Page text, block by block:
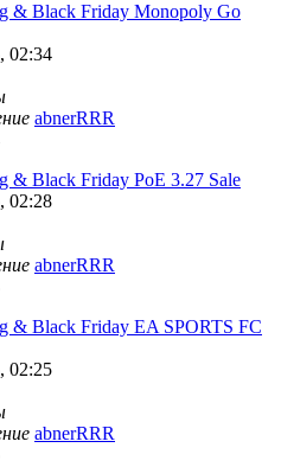
& Black Friday Monopoly Go
02:34
abnerRRR
& Black Friday PoE 3.27 Sale
02:28
abnerRRR
& Black Friday EA SPORTS FC
02:25
abnerRRR